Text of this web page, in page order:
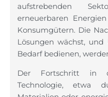
aufstrebenden
erneuerbaren
Konsumgütern. Die
Lösungen wächst,
Bedarf bedienen,
Der Fortschritt in
Technologie, etwa